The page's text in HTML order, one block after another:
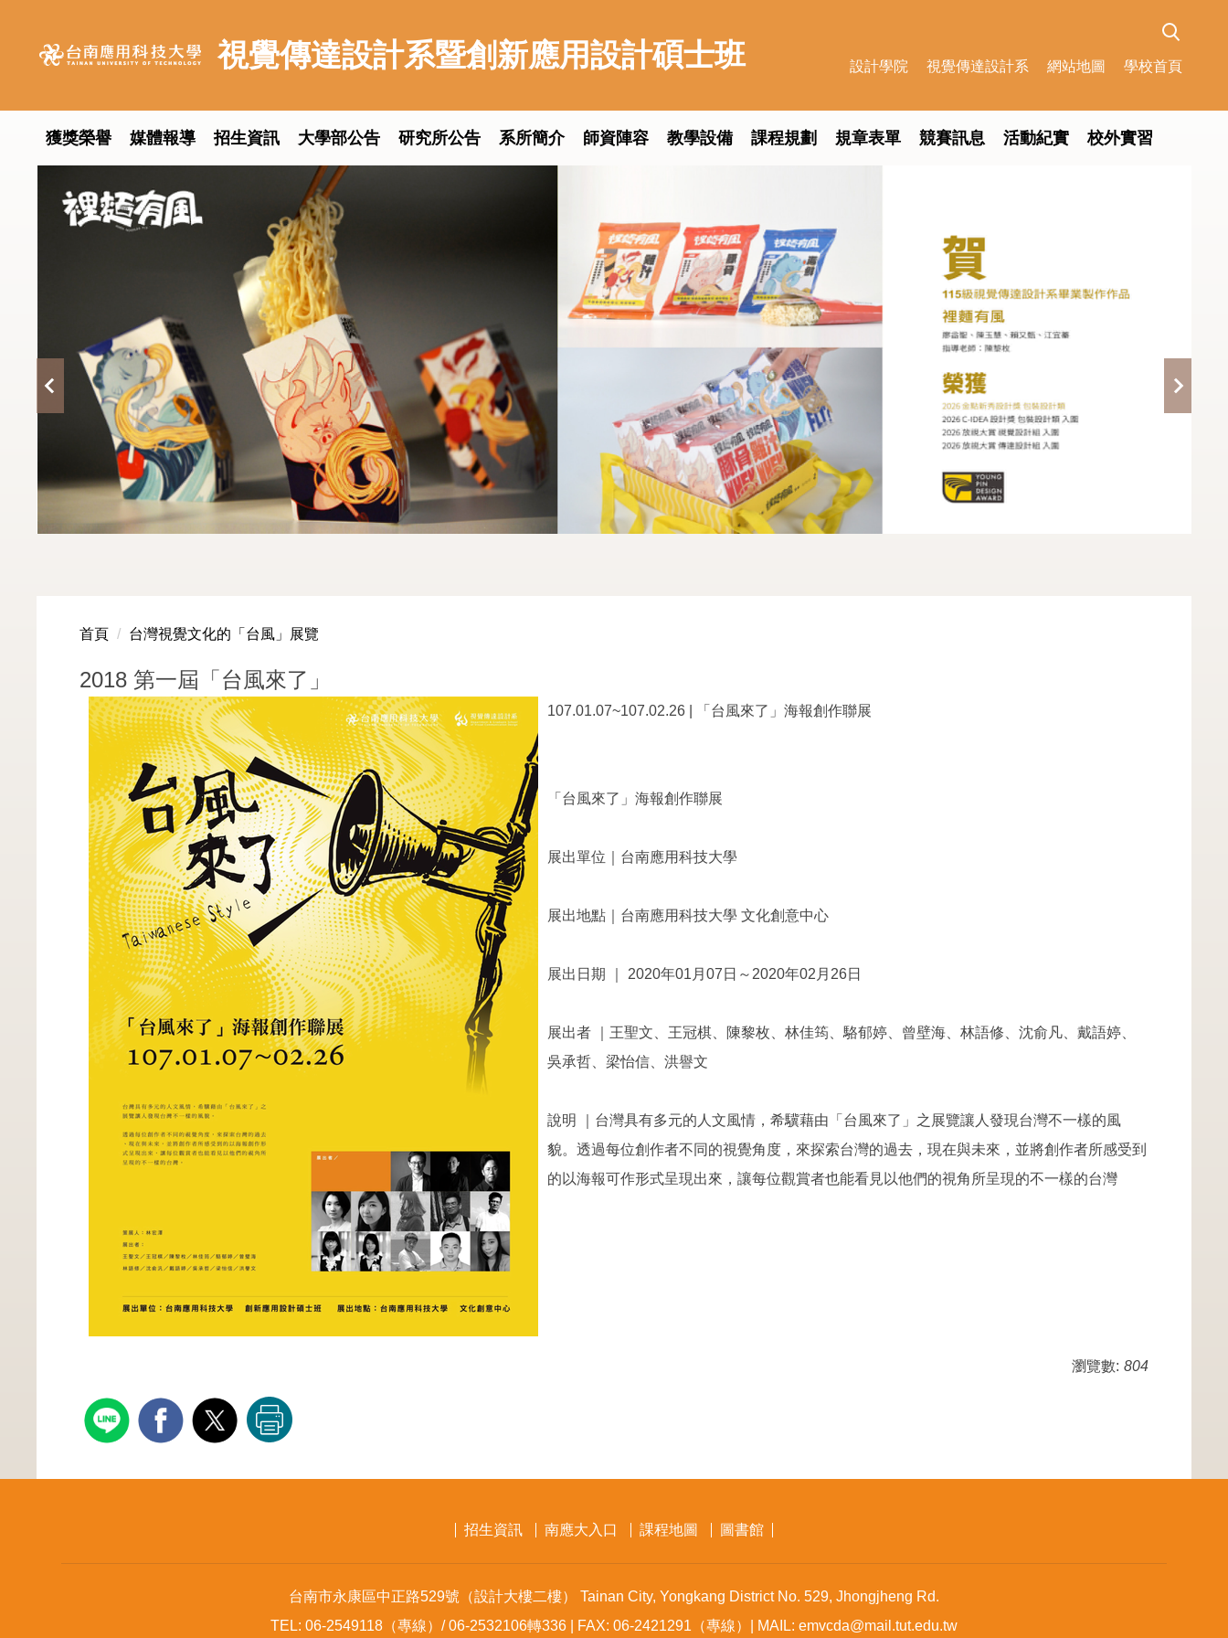
視覺傳達設計系暨創新應用設計碩士班
獲獎榮譽 媒體報導 招生資訊 大學部公告 研究所公告 系所簡介 師資陣容 教學設備 課程規劃 規章表單 競賽訊息 活動紀實 校外實習
設計學院 視覺傳達設計系 網站地圖 學校首頁
首頁 台灣視覺文化的「台風」展覽
2018 第一屆「台風來了」
107.01.07~107.02.26 | 「台風來了」海報創作聯展
「台風來了」海報創作聯展
展出單位｜台南應用科技大學
展出地點｜台南應用科技大學 文化創意中心
展出日期 ｜ 2020年01月07日～2020年02月26日
展出者 ｜王聖文、王冠棋、陳黎枚、林佳筠、駱郁婷、曾壁海、林語修、沈俞凡、戴語婷、
吳承哲、梁怡信、洪譽文
說明 ｜台灣具有多元的人文風情，希驥藉由「台風來了」之展覽讓人發現台灣不一樣的風
貌。透過每位創作者不同的視覺角度，來探索台灣的過去，現在與未來，並將創作者所感受到
的以海報可作形式呈現出來，讓每位觀賞者也能看見以他們的視角所呈現的不一樣的台灣
瀏覽數: 804
招生資訊 南應大入口 課程地圖 圖書館
台南市永康區中正路529號（設計大樓二樓） Tainan City, Yongkang District No. 529, Jhongjheng Rd.
TEL: 06-2549118（專線）/ 06-2532106轉336 | FAX: 06-2421291（專線）| MAIL: emvcda@mail.tut.edu.tw